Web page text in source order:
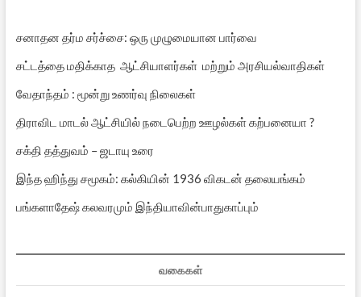
சனாதன தர்ம சர்ச்சை: ஒரு முழுமையான பார்வை
சட்டத்தை மதிக்காத ஆட்சியாளர்கள் மற்றும் அரசியல்வாதிகள்
வேதாந்தம் : மூன்று உணர்வு நிலைகள்
திராவிட மாடல் ஆட்சியில் நடைபெற்ற ஊழல்கள் கற்பனையா ?
சக்தி தத்துவம் – ஜடாயு உரை
இந்த ஹிந்து சமூகம்: கல்கியின் 1936 விகடன் தலையங்கம்
பங்களாதேஷ் கலவரமும் இந்தியாவின்பாதுகாப்பும்
வகைகள்